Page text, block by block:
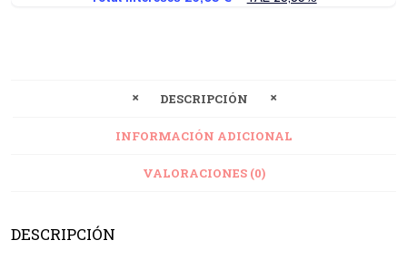
DESCRIPCIÓN
INFORMACIÓN ADICIONAL
VALORACIONES (0)
DESCRIPCIÓN